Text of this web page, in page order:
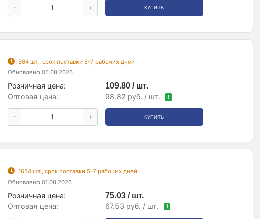
- + КУПИТЬ
564 шт., срок поставки 5-7 рабочих дней
Обновлено 05.08.2026
Розничная цена:
109.80 / шт.
Оптовая цена:
98.82 руб. / шт. !
- + КУПИТЬ
1634 шт., срок поставки 5-7 рабочих дней
Обновлено 01.08.2026
Розничная цена:
75.03 / шт.
Оптовая цена:
67.53 руб. / шт. !